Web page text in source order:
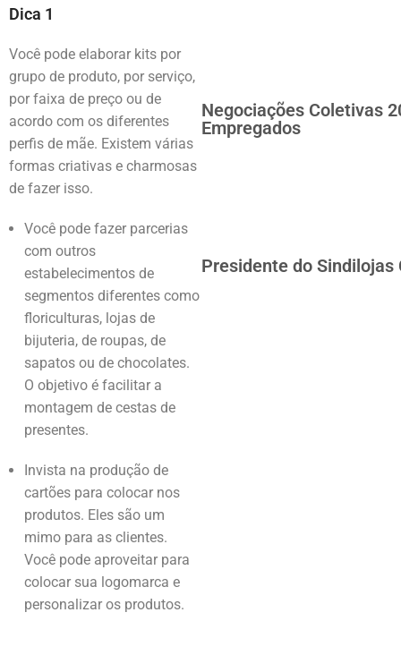
Dica 1
Você pode elaborar kits por
grupo de produto, por serviço,
por faixa de preço ou de
acordo com os diferentes
perfis de mãe. Existem várias
formas criativas e charmosas
de fazer isso.
Você pode fazer parcerias
com outros
estabelecimentos de
segmentos diferentes como
floriculturas, lojas de
bijuteria, de roupas, de
sapatos ou de chocolates.
O objetivo é facilitar a
montagem de cestas de
presentes.
Invista na produção de
cartões para colocar nos
produtos. Eles são um
mimo para as clientes.
Você pode aproveitar para
colocar sua logomarca e
personalizar os produtos.
Negociações Coletivas
Empregados
Presidente do